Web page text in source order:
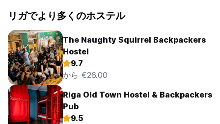
リガでより多くのホステル
The Naughty Squirrel Backpackers
Hostel
9.7
から €26.00
Riga Old Town Hostel & Backpackers
Pub
9.5